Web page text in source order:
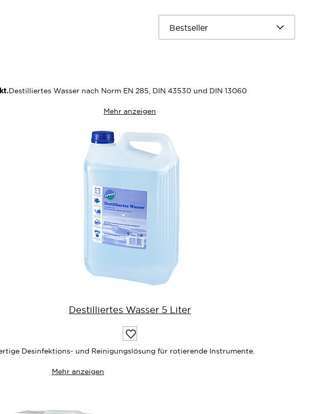
Destilliertes Wasser nach Norm EN 285, DIN 43530 und DIN 13060
Mehr anzeigen
Destilliertes Wasser 5 Liter
Auf
die
Wunschliste
Desinfektions- und Reinigungslösung für rotierende Instrumente.
Mehr anzeigen